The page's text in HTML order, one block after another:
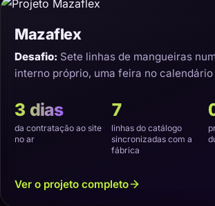
Mazaflex
Desafio: Sete linhas de mangueiras
interno próprio, uma feira no calendário
3 dias
da contratação ao site
no ar
7
linhas do catálogo
sincronizadas com a
fábrica
Ver o projeto completo